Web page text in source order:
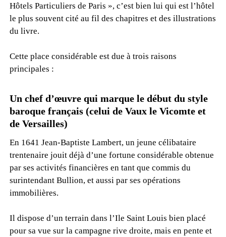
Hôtels Particuliers de Paris », c’est bien lui qui est l’hôtel
le plus souvent cité au fil des chapitres et des illustrations
du livre.
Cette place considérable est due à trois raisons
principales :
Un chef d’œuvre qui marque le début du style
baroque français (celui de Vaux le Vicomte et
de Versailles)
En 1641 Jean-Baptiste Lambert, un jeune célibataire
trentenaire jouit déjà d’une fortune considérable obtenue
par ses activités financières en tant que commis du
surintendant Bullion, et aussi par ses opérations
immobilières.
Il dispose d’un terrain dans l’Ile Saint Louis bien placé
pour sa vue sur la campagne rive droite, mais en pente et